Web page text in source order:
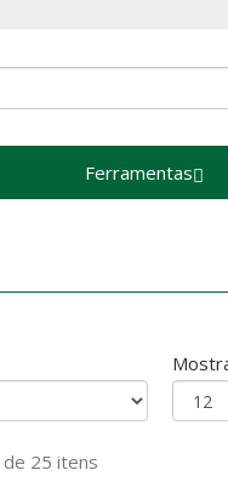
Ferramentas
25 itens